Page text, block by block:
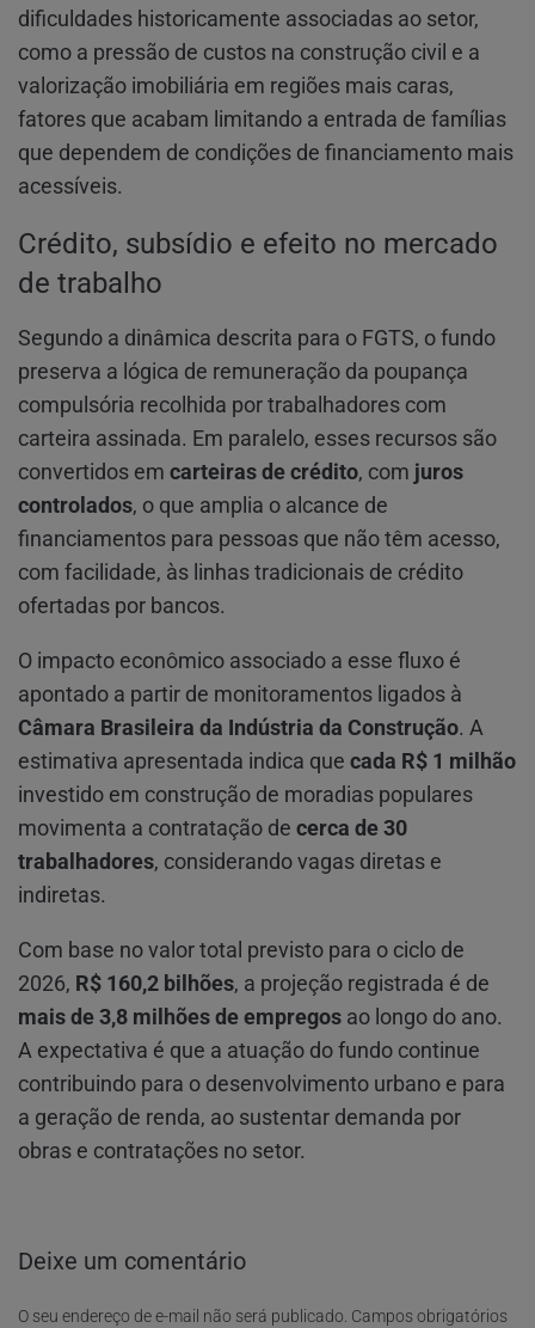
dificuldades historicamente associadas ao setor,
como a pressão de custos na construção civil e a
valorização imobiliária em regiões mais caras,
fatores que acabam limitando a entrada de famílias
que dependem de condições de financiamento mais
acessíveis.
Crédito, subsídio e efeito no mercado
de trabalho
Segundo a dinâmica descrita para o FGTS, o fundo
preserva a lógica de remuneração da poupança
compulsória recolhida por trabalhadores com
carteira assinada. Em paralelo, esses recursos são
convertidos em carteiras de crédito, com juros
controlados, o que amplia o alcance de
financiamentos para pessoas que não têm acesso,
com facilidade, às linhas tradicionais de crédito
ofertadas por bancos.
O impacto econômico associado a esse fluxo é
apontado a partir de monitoramentos ligados à
Câmara Brasileira da Indústria da Construção. A
estimativa apresentada indica que cada R$ 1 milhão
investido em construção de moradias populares
movimenta a contratação de cerca de 30
trabalhadores, considerando vagas diretas e
indiretas.
Com base no valor total previsto para o ciclo de
2026, R$ 160,2 bilhões, a projeção registrada é de
mais de 3,8 milhões de empregos ao longo do ano.
A expectativa é que a atuação do fundo continue
contribuindo para o desenvolvimento urbano e para
a geração de renda, ao sustentar demanda por
obras e contratações no setor.
Deixe um comentário
O seu endereço de e-mail não será publicado. Campos obrigatórios